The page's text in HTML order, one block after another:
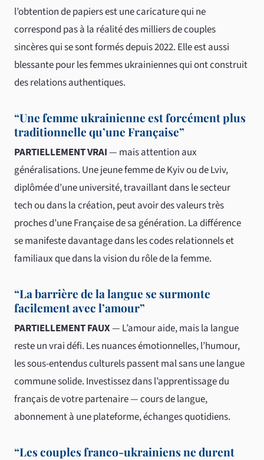
l’obtention de papiers est une caricature qui ne
correspond pas à la réalité des milliers de couples
sincères qui se sont formés depuis 2022. Elle est aussi
blessante pour les femmes ukrainiennes qui ont construit
des relations authentiques.
“Une femme ukrainienne est forcément plus
traditionnelle qu’une Française”
PARTIELLEMENT VRAI— mais attention aux
généralisations. Une jeune femme de Kyiv ou de Lviv,
diplômée d’une université, travaillant dans le secteur
tech ou dans la création, peut avoir des valeurs très
proches d’une Française de sa génération. La différence
se manifeste davantage dans les codes relationnels et
familiaux que dans la vision du rôle de la femme.
“La barrière de la langue se surmonte
facilement avec l’amour”
PARTIELLEMENT FAUX— L’amour aide, mais la langue
reste un vrai défi. Les nuances émotionnelles, l’humour,
les sous-entendus culturels passent mal sans une langue
commune solide. Investissez dans l’apprentissage du
français de votre partenaire — cours de langue,
abonnement à une plateforme, échanges quotidiens.
“Les couples franco-ukrainiens ne durent